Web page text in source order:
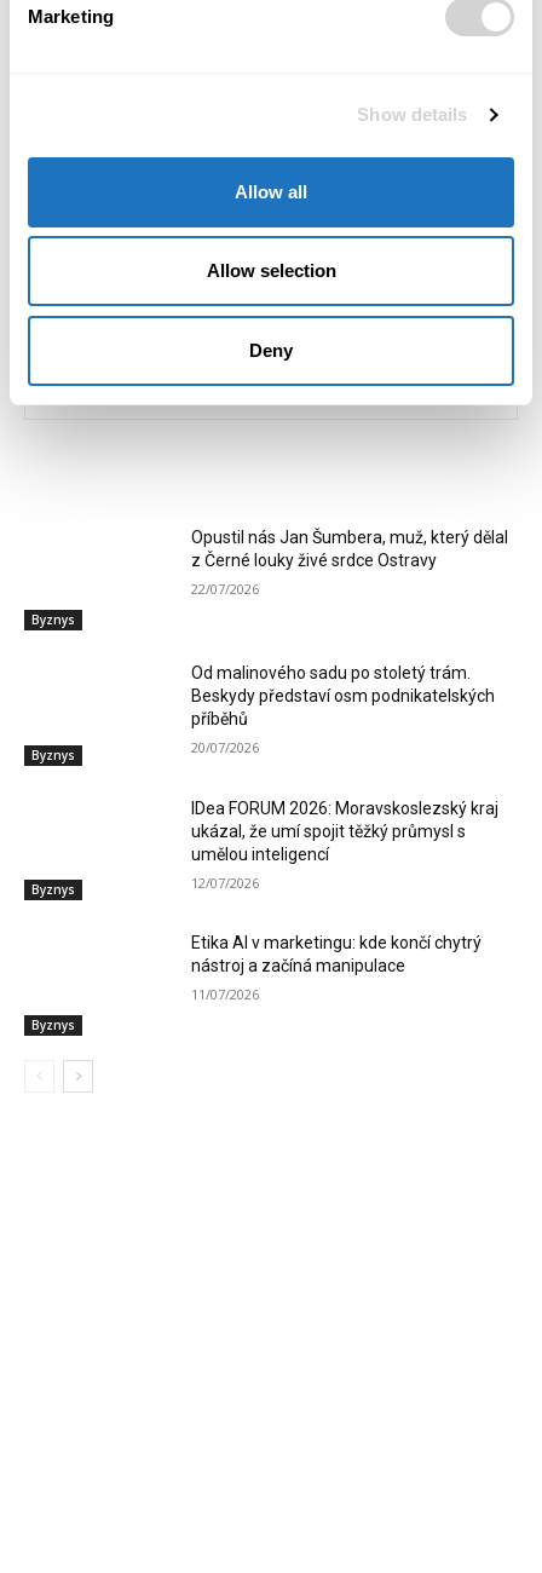
Marketing
Show details
Allow all
Allow selection
Deny
József Maschek jmenován
Další článek
Svaz průmyslu a
Mgr. Monika Ševčíková, redaktorka magazínu POSITIV. Věnuji se
rozhovorům, příběhům osobností a tématům, která propojují
Byznys
Opustil nás Jan Šumbera, muž, který dělal
z Černé louky živé srdce Ostravy
22/07/2026
Byznys
Od malinového sadu po stoletý trám.
Beskydy představí osm podnikatelských
příběhů
20/07/2026
Byznys
IDea FORUM 2026: Moravskoslezský kraj
ukázal, že umí spojit těžký průmysl s
umělou inteligencí
12/07/2026
Byznys
Etika AI v marketingu: kde končí chytrý
nástroj a začíná manipulace
11/07/2026